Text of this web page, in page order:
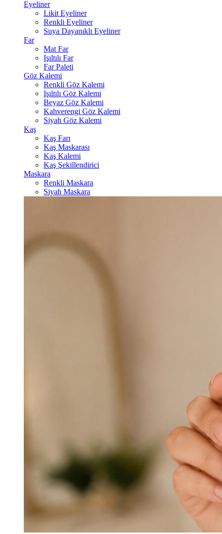
Eyeliner
Likit Eyeliner
Renkli Eyeliner
Suya Dayanıklı Eyeliner
Far
Mat Far
Işıltılı Far
Far Paleti
Göz Kalemi
Renkli Göz Kalemi
Işıltılı Göz Kalemi
Beyaz Göz Kalemi
Kahverengi Göz Kalemi
Siyah Göz Kalemi
Kaş
Kaş Farı
Kaş Maskarası
Kaş Kalemi
Kaş Şekillendirici
Maskara
Renkli Maskara
Siyah Maskara